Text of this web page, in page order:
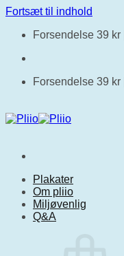
Fortsæt til indhold
Forsendelse 39 kr |
Forsendelse 39 kr |
Plakater
Om pliio
Miljøvenlig
Q&A